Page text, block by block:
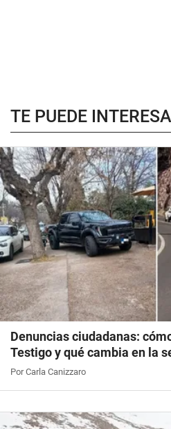
TE PUEDE
Denuncias ciudadanas:
Testigo y qué cambia en la
Por Carla Canizzaro